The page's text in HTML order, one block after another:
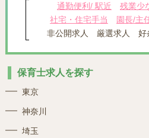
通勤便利/ 駅近 残業少
社宅・住宅手当
園長/主
非公開求人
厳選求人 好
保育士求人を探す
東京
神奈川
埼玉